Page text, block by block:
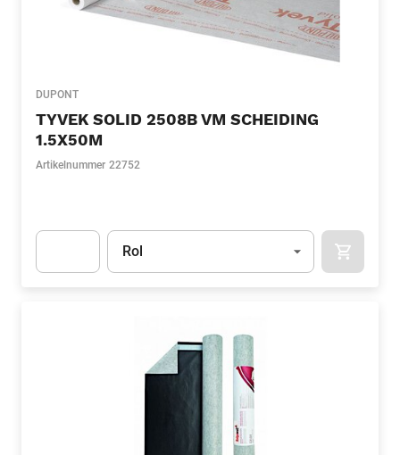
DUPONT
TYVEK SOLID 2508B VM SCHEIDING
1.5X50M
Artikelnummer 22752
Eenheid
Rol